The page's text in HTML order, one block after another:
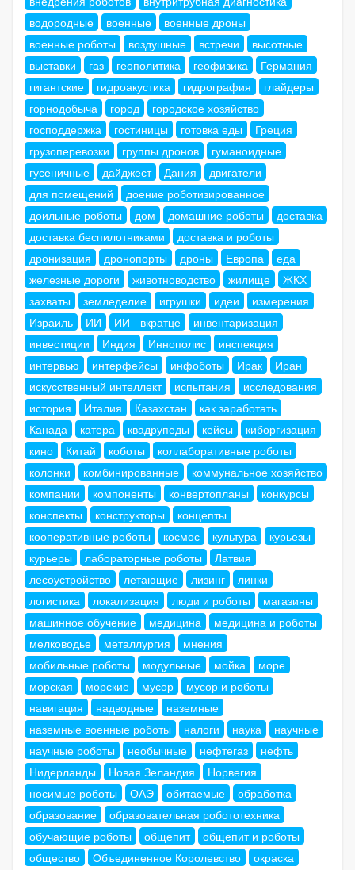
водородные
военные
военные дроны
военные роботы
воздушные встречи
высотные
выставки
газ геополитика геофизика
Германия
гигантские
гидроакустика гидрография
глайдеры
горнодобыча
город
городское хозяйство
господдержка
гостиницы готовка еды
Греция
грузоперевозки
группы дронов
гуманоидные
гусеничные
дайджест Дания
двигатели
для помещений
доение роботизированное
доильные роботы
дом домашние роботы
доставка
доставка беспилотниками
доставка и роботы
дронизация
дронопорты дроны Европа
еда
железные дороги
животноводство жилище
ЖКХ
захваты
земледелие игрушки идеи
измерения
Израиль
ИИ ИИ - вкратце
инвентаризация
инвестиции
Индия Иннополис
инспекция
интервью
интерфейсы инфоботы Ирак
Иран
искусственный интеллект
испытания
исследования
история
Италия Казахстан
как заработать
Канада
катера квадрупеды кейсы
киборгизация
кино
Китай коботы
коллаборативные роботы
колонки
комбинированные
коммунальное хозяйство
компании
компоненты конвертопланы
конкурсы
конспекты
конструкторы
концепты
кооперативные роботы
космос культура
курьезы
курьеры
лабораторные роботы
Латвия
лесоустройство
летающие лизинг
линки
логистика
локализация люди и роботы
магазины
машинное обучение
медицина
медицина и роботы
мелководье
металлургия
мнения
мобильные роботы
модульные мойка
море
морская
морские мусор
мусор и роботы
навигация
надводные
наземные
наземные военные роботы
налоги наука
научные
научные роботы
необычные нефтегаз
нефть
Нидерланды
Новая Зеландия
Норвегия
носимые роботы
ОАЭ обитаемые
обработка
образование
образовательная робототехника
обучающие роботы
общепит
общепит и роботы
общество
Объединенное Королевство
окраска